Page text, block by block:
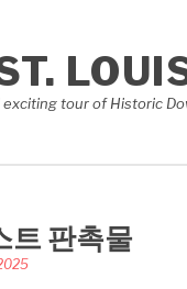
exciting tour of Historic
트 판촉물